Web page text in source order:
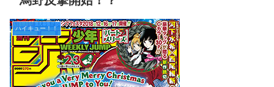
ハイキュー！！